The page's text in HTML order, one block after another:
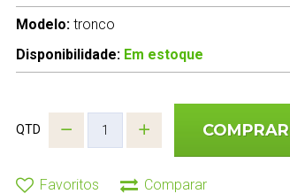
Modelo: tronco
Disponibilidade: Em estoque
QTD COMPRAR
Favoritos Comparar